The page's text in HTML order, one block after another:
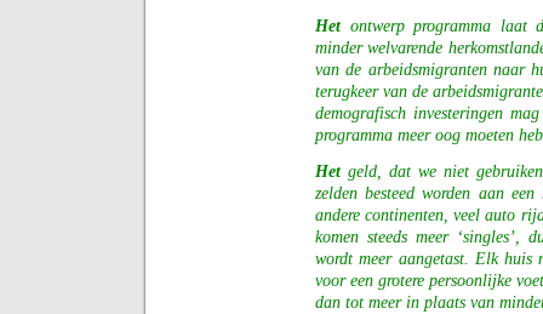
Hetontwerp programma laat
minder welvarende
van de arbeidsmigranten naar
terugkeer van de
demografisch investeringen
programma meer oog moeten
Hetgeld, dat we niet
zelden besteed worden aan
andere continenten, veel auto
komen steeds meer ‘singles’,
wordt meer aangetast. Elk huis
voor een grotere persoonlijke
dan tot meer in plaats van